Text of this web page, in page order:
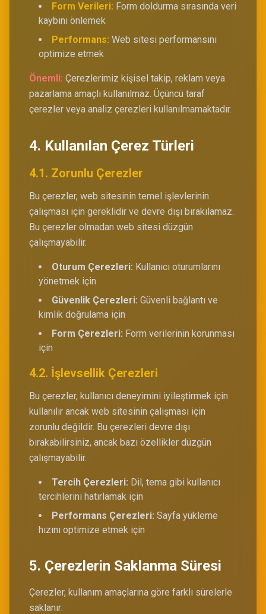
Form Verileri: Form doldurma sırasında veri
kaybını önlemek
Performans: Web sitesi performansını
optimize etmek
Önemli: Çerezlerimiz kişisel takip, reklam veya
pazarlama amaçlı kullanılmaz. Üçüncü taraf
çerezler veya analiz çerezleri kullanılmamaktadır.
4. Kullanılan Çerez Türleri
4.1. Zorunlu Çerezler
Bu çerezler, web sitesinin temel işlevlerinin
çalışması için gereklidir ve devre dışı bırakılamaz.
Bu çerezler olmadan web sitesi düzgün
çalışmayabilir.
Oturum Çerezleri: Kullanıcı oturumlarını
yönetmek için
Güvenlik Çerezleri: Güvenli bağlantı ve
kimlik doğrulama için
Form Çerezleri: Form verilerinin korunması
için
4.2. İşlevsellik Çerezleri
Bu çerezler, kullanıcı deneyimini iyileştirmek için
kullanılır ancak web sitesinin çalışması için
zorunlu değildir. Bu çerezleri devre dışı
bırakabilirsiniz, ancak bazı özellikler düzgün
çalışmayabilir.
Tercih Çerezleri: Dil, tema gibi kullanıcı
tercihlerini hatırlamak için
Performans Çerezleri: Sayfa yükleme
hızını optimize etmek için
5. Çerezlerin Saklanma Süresi
Çerezler, kullanım amaçlarına göre farklı sürelerle
saklanır: